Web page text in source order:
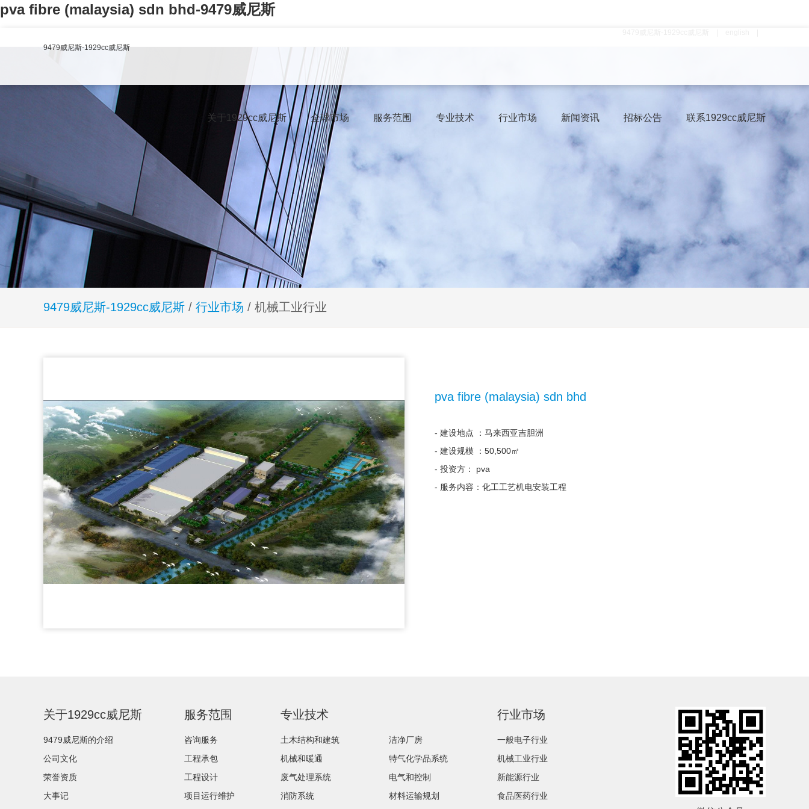
pva fibre (malaysia) sdn bhd-9479威尼斯
9479威尼斯-1929cc威尼斯
关于1929cc威尼斯 全球市场 服务范围 专业技术 行业市场 新闻资讯 招标公告 联系1929cc威尼斯
9479威尼斯-1929cc威尼斯 / 行业市场 / 机械工业行业
pva fibre (malaysia) sdn bhd
- 建设地点 ：马来西亚吉胆洲
- 建设规模 ：50,500㎡
- 投资方： pva
- 服务内容：化工工艺机电安装工程
关于1929cc威尼斯
9479威尼斯的介绍
公司文化
荣誉资质
大事记
服务范围
咨询服务
工程承包
工程设计
项目运行维护
专业技术
土木结构和建筑
洁净厂房
机械和暖通
特气化学品系统
废气处理系统
电气和控制
消防系统
材料运输规划
行业市场
一般电子行业
机械工业行业
新能源行业
食品医药行业